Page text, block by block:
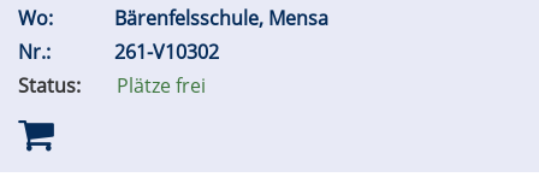
Wo:
Bärenfelsschule, Mensa
Nr.:
261-V10302
Status:
Plätze frei